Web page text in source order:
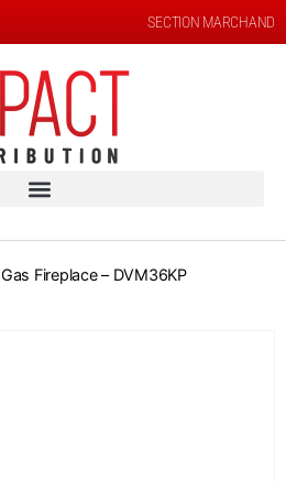
SECTION MARCHAND
Fireplace – DVM36KP